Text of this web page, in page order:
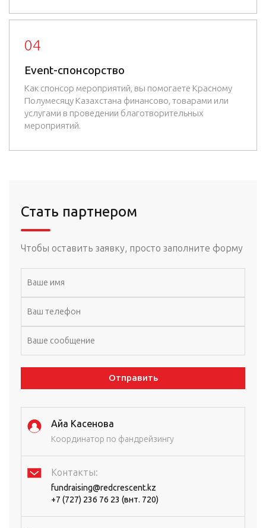
04
Event-спонсорство
Как спонсор мероприятий, вы помогаете Красному
Полумесяцу Казахстана финансово, товарами или
услугами в проведении благотворительных
мероприятий.
Стать партнером
Чтобы оставить заявку, просто заполните форму
Отправить
Айа Касенова
Координатор по фандрейзингу
Контакты:
fundraising@redcrescent.kz
+7 (727) 236 76 23 (внт. 720)